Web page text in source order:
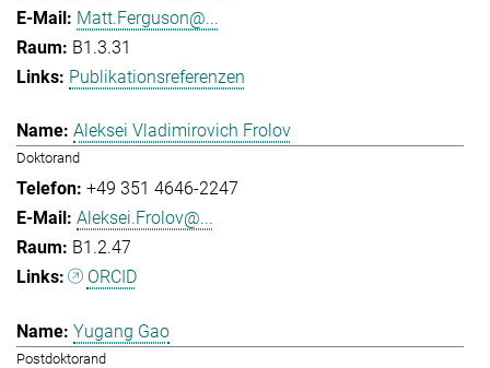
Matt.Ferguson@...
B1.3.31
Publikationsreferenzen
Aleksei Vladimirovich Frolov
Doktorand
+49 351 4646-2247
Aleksei.Frolov@...
B1.2.47
ORCID
Yugang Gao
Postdoktorand